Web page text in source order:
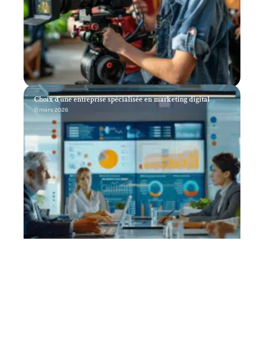
Choix d’une entreprise spécialisée en marketing digital
11 mars 2026